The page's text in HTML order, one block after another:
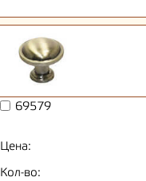
69579
Цена:
Кол-во: